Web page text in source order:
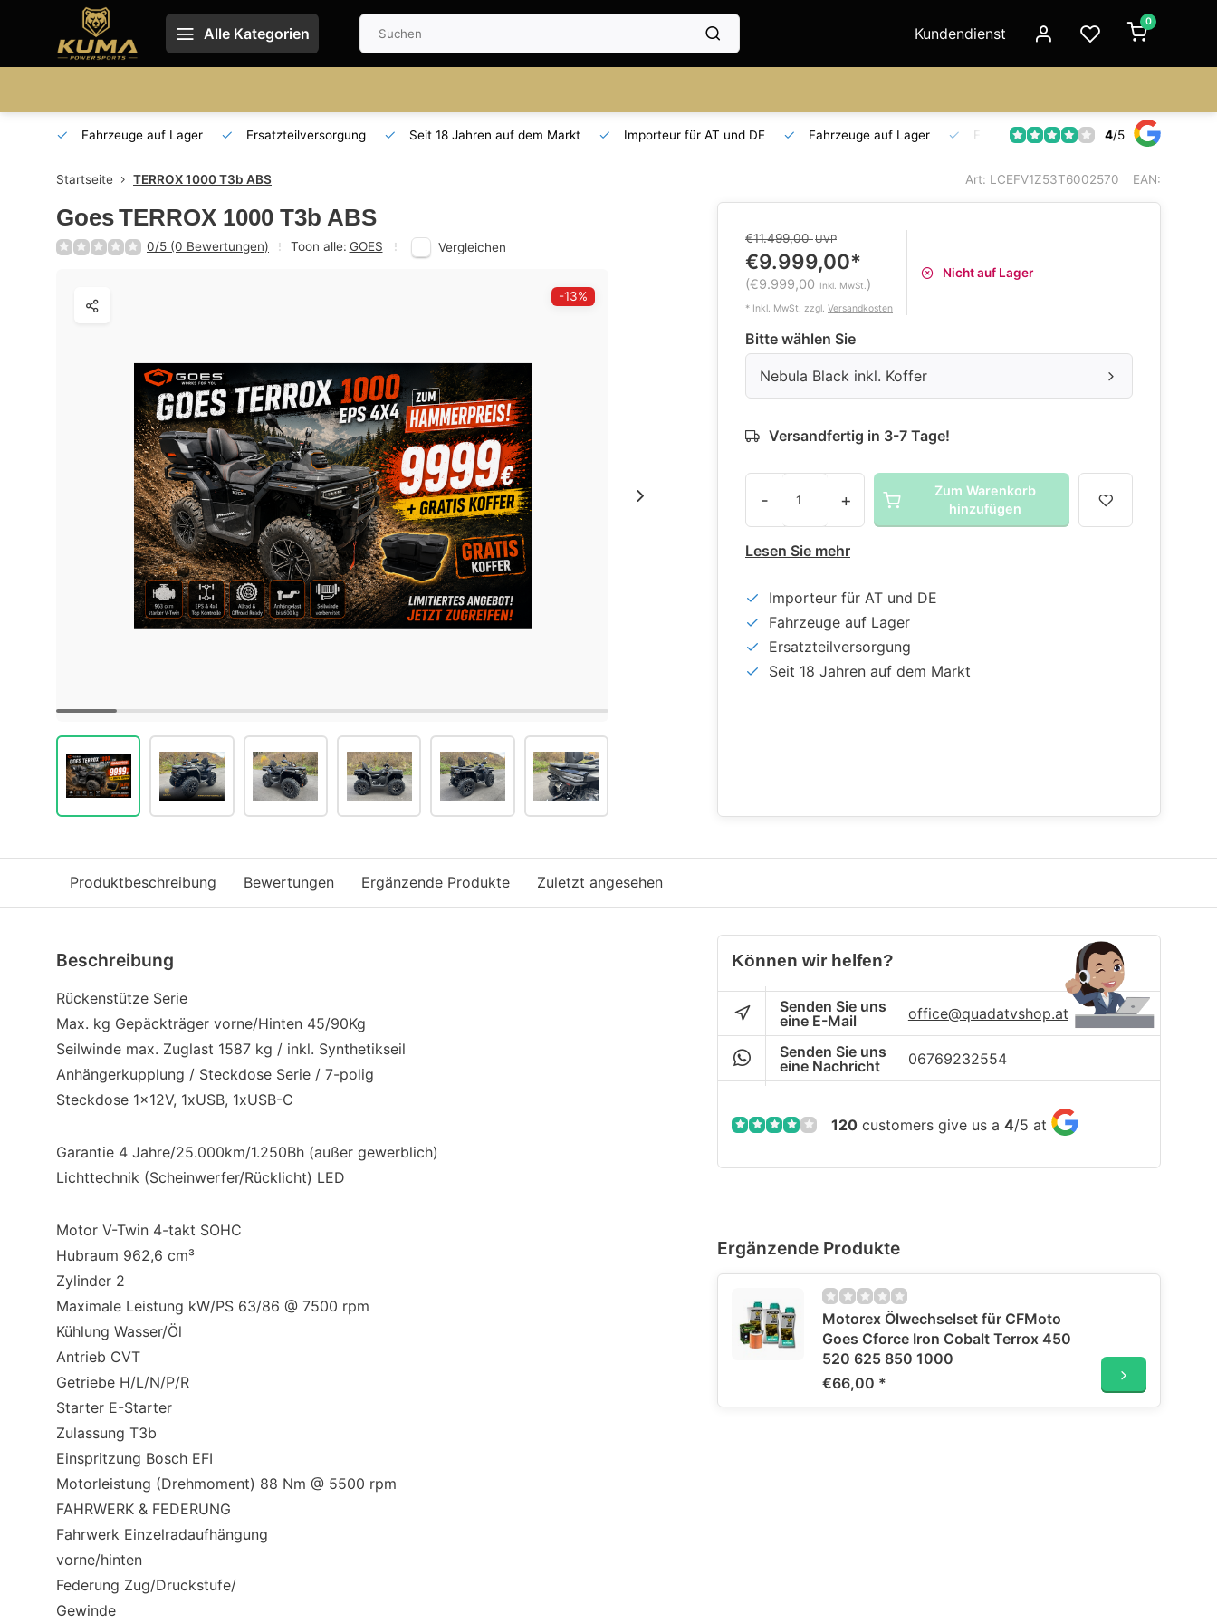
Alle Kategorien Kundendienst
0
Fahrzeuge auf Lager Ersatzteilversorgung Seit 18 Jahren auf dem Markt Importeur für AT und DE Fahrzeuge auf Lager Ersatzteilversorgung Seit 18
4/5
Startseite TERROX 1000 T3b ABS Art: LCEFV1Z53T6002570 EAN:
GoesTERROX 1000 T3b ABS
0/5 (0 Bewertungen) Toon alle: GOES Vergleichen
-13%
€11.499,00UVP
€9.999,00*
(€9.999,00 Inkl. MwSt. )
* Inkl. MwSt. zzgl. Versandkosten
Nicht auf Lager
Bitte wählen Sie
Nebula Black inkl. Koffer
Versandfertig in 3-7 Tage!
- +
Zum Warenkorb
hinzufügen
Lesen Sie mehr
Importeur für AT und DE
Fahrzeuge auf Lager
Ersatzteilversorgung
Seit 18 Jahren auf dem Markt
Produktbeschreibung Bewertungen Ergänzende Produkte Zuletzt angesehen
Beschreibung
Rückenstütze Serie
Max. kg Gepäckträger vorne/Hinten 45/90Kg
Seilwinde max. Zuglast 1587 kg / inkl. Synthetikseil
Anhängerkupplung / Steckdose Serie / 7-polig
Steckdose 1x12V, 1xUSB, 1xUSB-C
Garantie 4 Jahre/25.000km/1.250Bh (außer gewerblich)
Lichttechnik (Scheinwerfer/Rücklicht) LED
Motor V-Twin 4-takt SOHC
Hubraum 962,6 cm³
Zylinder 2
Maximale Leistung kW/PS 63/86 @ 7500 rpm
Kühlung Wasser/Öl
Antrieb CVT
Getriebe H/L/N/P/R
Starter E-Starter
Zulassung T3b
Einspritzung Bosch EFI
Motorleistung (Drehmoment) 88 Nm @ 5500 rpm
FAHRWERK & FEDERUNG
Fahrwerk Einzelradaufhängung
vorne/hinten
Federung Zug/Druckstufe/
Gewinde
Können wir helfen?
Senden Sie uns
eine E-Mail
office@quadatvshop.at
Senden Sie uns
eine Nachricht
06769232554
120 customers give us a 4/5 at
Ergänzende Produkte
Motorex Ölwechselset für CFMoto
Goes Cforce Iron Cobalt Terrox 450
520 625 850 1000
€66,00 *